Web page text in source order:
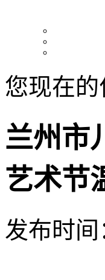
您现在的
兰州市
艺术节
发布时间